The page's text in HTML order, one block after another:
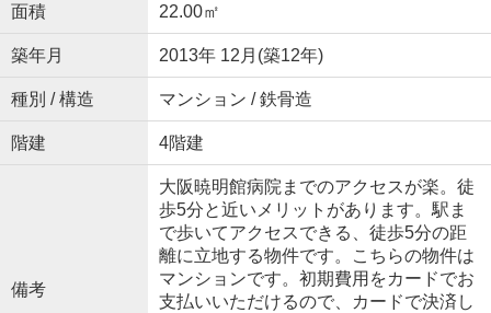
面積 22.00㎡
築年月 2013年 12月(築12年)
種別 / 構造 マンション / 鉄骨造
階建 4階建
備考
大阪暁明館病院までのアクセスが楽。徒
歩5分と近いメリットがあります。駅ま
で歩いてアクセスできる、徒歩5分の距
離に立地する物件です。こちらの物件は
マンションです。初期費用をカードでお
支払いいただけるので、カードで決済し